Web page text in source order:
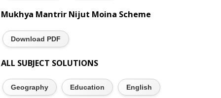
Mukhya Mantrir Nijut Moina Scheme
Download PDF
ALL SUBJECT SOLUTIONS
Geography Education English